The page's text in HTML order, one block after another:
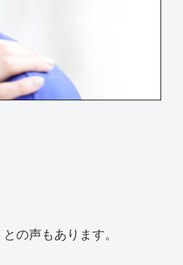
の声もあります。